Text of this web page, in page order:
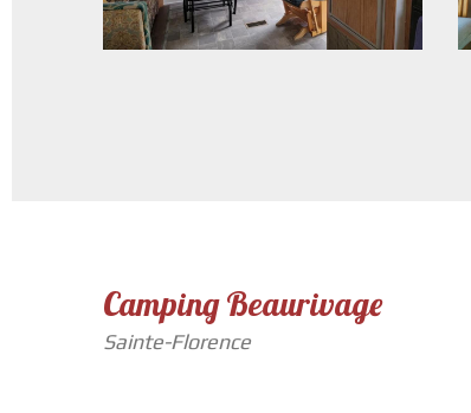
Camping Beaurivage
Sainte-Florence